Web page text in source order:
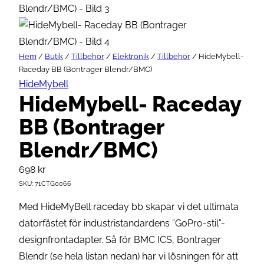
Hem / Butik / Tillbehör / Elektronik / Tillbehör / HideMybell-
Raceday BB (Bontrager Blendr/BMC)
HideMybell
HideMybell- Raceday
BB (Bontrager
Blendr/BMC)
698 kr
SKU: 71CTG0066
Med HideMyBell raceday bb skapar vi det ultimata
datorfästet för industristandardens ”GoPro-stil”-
designfrontadapter. Så för BMC ICS, Bontrager
Blendr (se hela listan nedan) har vi lösningen för att